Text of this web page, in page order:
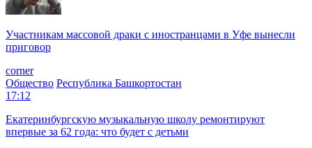
Участникам массовой драки с иностранцами в Уфе вынесли
приговор
corner
Общество Республика Башкортостан
17:12
Екатеринбургскую музыкальную школу ремонтируют
впервые за 62 года: что будет с детьми